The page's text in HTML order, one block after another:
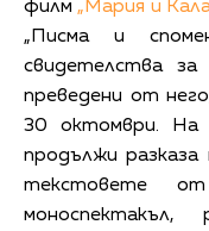
филм „Мария и
„Писма и
свидетелства
преведени от
30 октомври. На
продължи
текстовете